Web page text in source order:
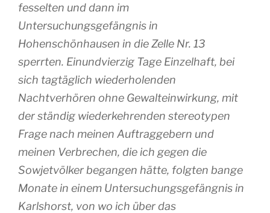
fesselten und dann im
Untersuchungsgefängnis in
Hohenschönhausen in die Zelle Nr. 13
sperrten. Einundvierzig Tage Einzelhaft, bei
sich tagtäglich wiederholenden
Nachtverhören ohne Gewalteinwirkung, mit
der ständig wiederkehrenden stereotypen
Frage nach meinen Auftraggebern und
meinen Verbrechen, die ich gegen die
Sowjetvölker begangen hätte, folgten bange
Monate in einem Untersuchungsgefängnis in
Karlshorst, von wo ich über das